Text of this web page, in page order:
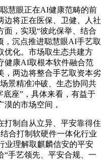
慧眼正在AI健康范畴的前
边将正在医保、卫健、人社
面，实现“彼此保举、结合
，沉点推进聪慧眼AI手艺取
优化。市场取生态共建方
健康AI取根本软件融合范
，两边将整合手艺取资本劣
景精准冲破、生态协同共
底座”，具体来看，有益于
的市场空间，
制自从立异、平安靠得住
合打制软硬件一体化行业
业理解取麒麟信安的平安
“手艺领先、平安合规、一